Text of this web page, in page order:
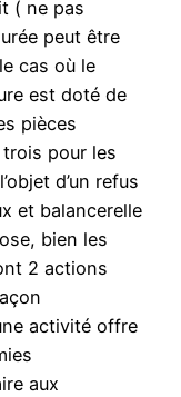
( ne pas
peut être
cas où le
est doté de
pièces
pour les
d’un refus
et balancerelle
bien les
2 actions
activité offre
aux